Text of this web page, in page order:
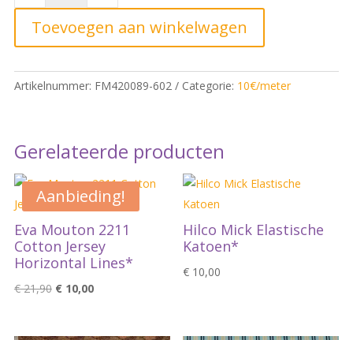
Double
effect
quantity
Toevoegen aan winkelwagen
Artikelnummer: FM420089-602 Categorie: 10€/meter
Gerelateerde producten
Aanbieding!
Eva Mouton 2211
Cotton Jersey
Horizontal Lines*
€21,90 Oorspronkelijke
€10,00Huidige
Hilco Mick Elastische
Katoen*
€ 10,00